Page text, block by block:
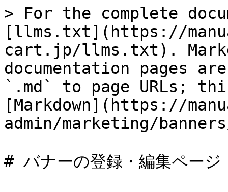
> For the complete
[llms.txt](https://
cart.jp/llms.txt).
documentation pages
`.md` to page URLs;
[Markdown](https://
admin/marketing/
# バナーの登録・編集ページ